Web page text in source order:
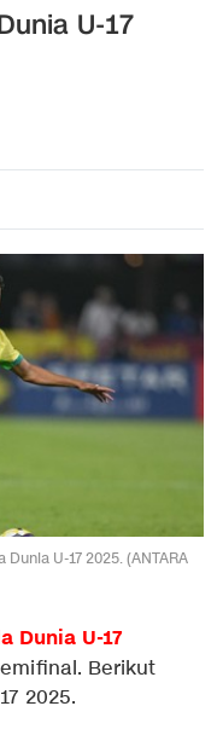
U-17
U-17 2025. (ANTARA
Dunia U-17
Berikut
2025.